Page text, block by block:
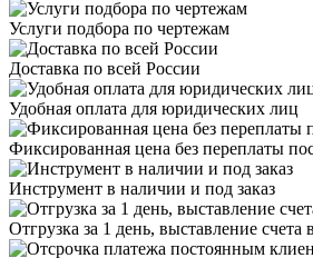
Услуги подбора по чертежам
Доставка по всей России
Удобная оплата для юридических лиц
Фиксированная цена без переплаты
Инструмент в наличии и под заказ
Отгрузка за 1 день, выставление счета